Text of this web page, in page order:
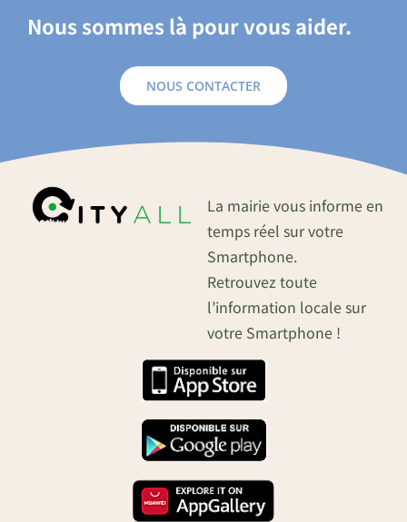
Nous sommes là pour vous aider.
NOUS CONTACTER
La mairie vous informe en
temps réel sur votre
Smartphone.
Retrouvez toute
l’information locale sur
votre Smartphone !